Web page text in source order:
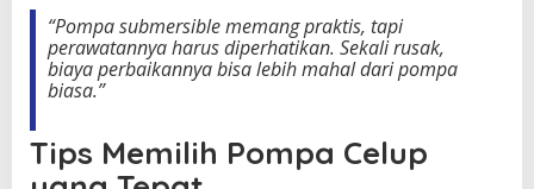
“Pompa submersible memang praktis, tapi
perawatannya harus diperhatikan. Sekali rusak,
biaya perbaikannya bisa lebih mahal dari pompa
biasa.”
Tips Memilih Pompa Celup